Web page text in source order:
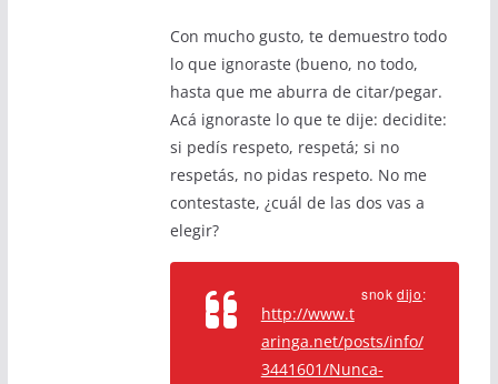
Con mucho gusto, te demuestro todo
lo que ignoraste (bueno, no todo,
hasta que me aburra de citar/pegar.
Acá ignoraste lo que te dije: decidite:
si pedís respeto, respetá; si no
respetás, no pidas respeto. No me
contestaste, ¿cuál de las dos vas a
elegir?
snokdijo:
http://www.t
aringa.net/posts/info/
3441601/Nunca-